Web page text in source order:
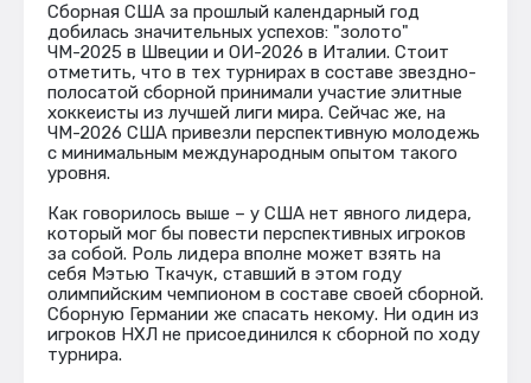
Сборная США за прошлый календарный год
добилась значительных успехов: "золото"
ЧМ-2025 в Швеции и ОИ-2026 в Италии. Стоит
отметить, что в тех турнирах в составе звездно-
полосатой сборной принимали участие элитные
хоккеисты из лучшей лиги мира. Сейчас же, на
ЧМ-2026 США привезли перспективную молодежь
с минимальным международным опытом такого
уровня.
Как говорилось выше – у США нет явного лидера,
который мог бы повести перспективных игроков
за собой. Роль лидера вполне может взять на
себя Мэтью Ткачук, ставший в этом году
олимпийским чемпионом в составе своей сборной.
Сборную Германии же спасать некому. Ни один из
игроков НХЛ не присоединился к сборной по ходу
турнира.